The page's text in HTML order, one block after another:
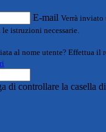
E-mail Verrà inviato
istruzioni necessarie.
al nome utente? Effettua il
di controllare la casella